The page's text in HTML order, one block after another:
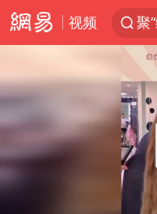
视频
聚